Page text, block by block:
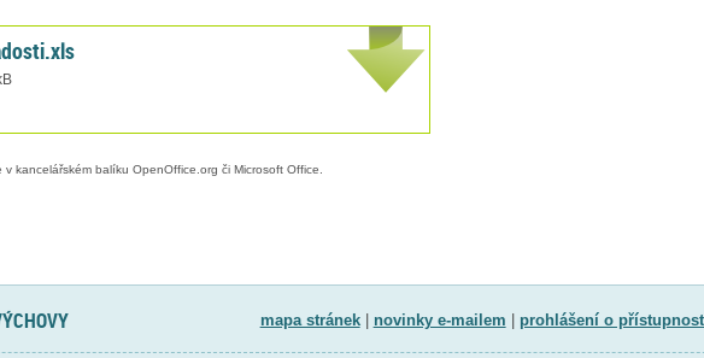
kancelářském balíku OpenOffice.org či Microsoft Office.
mapa stránek| novinky e-mailem prohlášení o